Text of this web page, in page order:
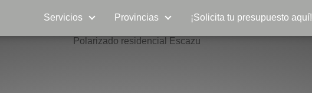
Servicios Provincias ¡Solicita tu presupuesto aquí!